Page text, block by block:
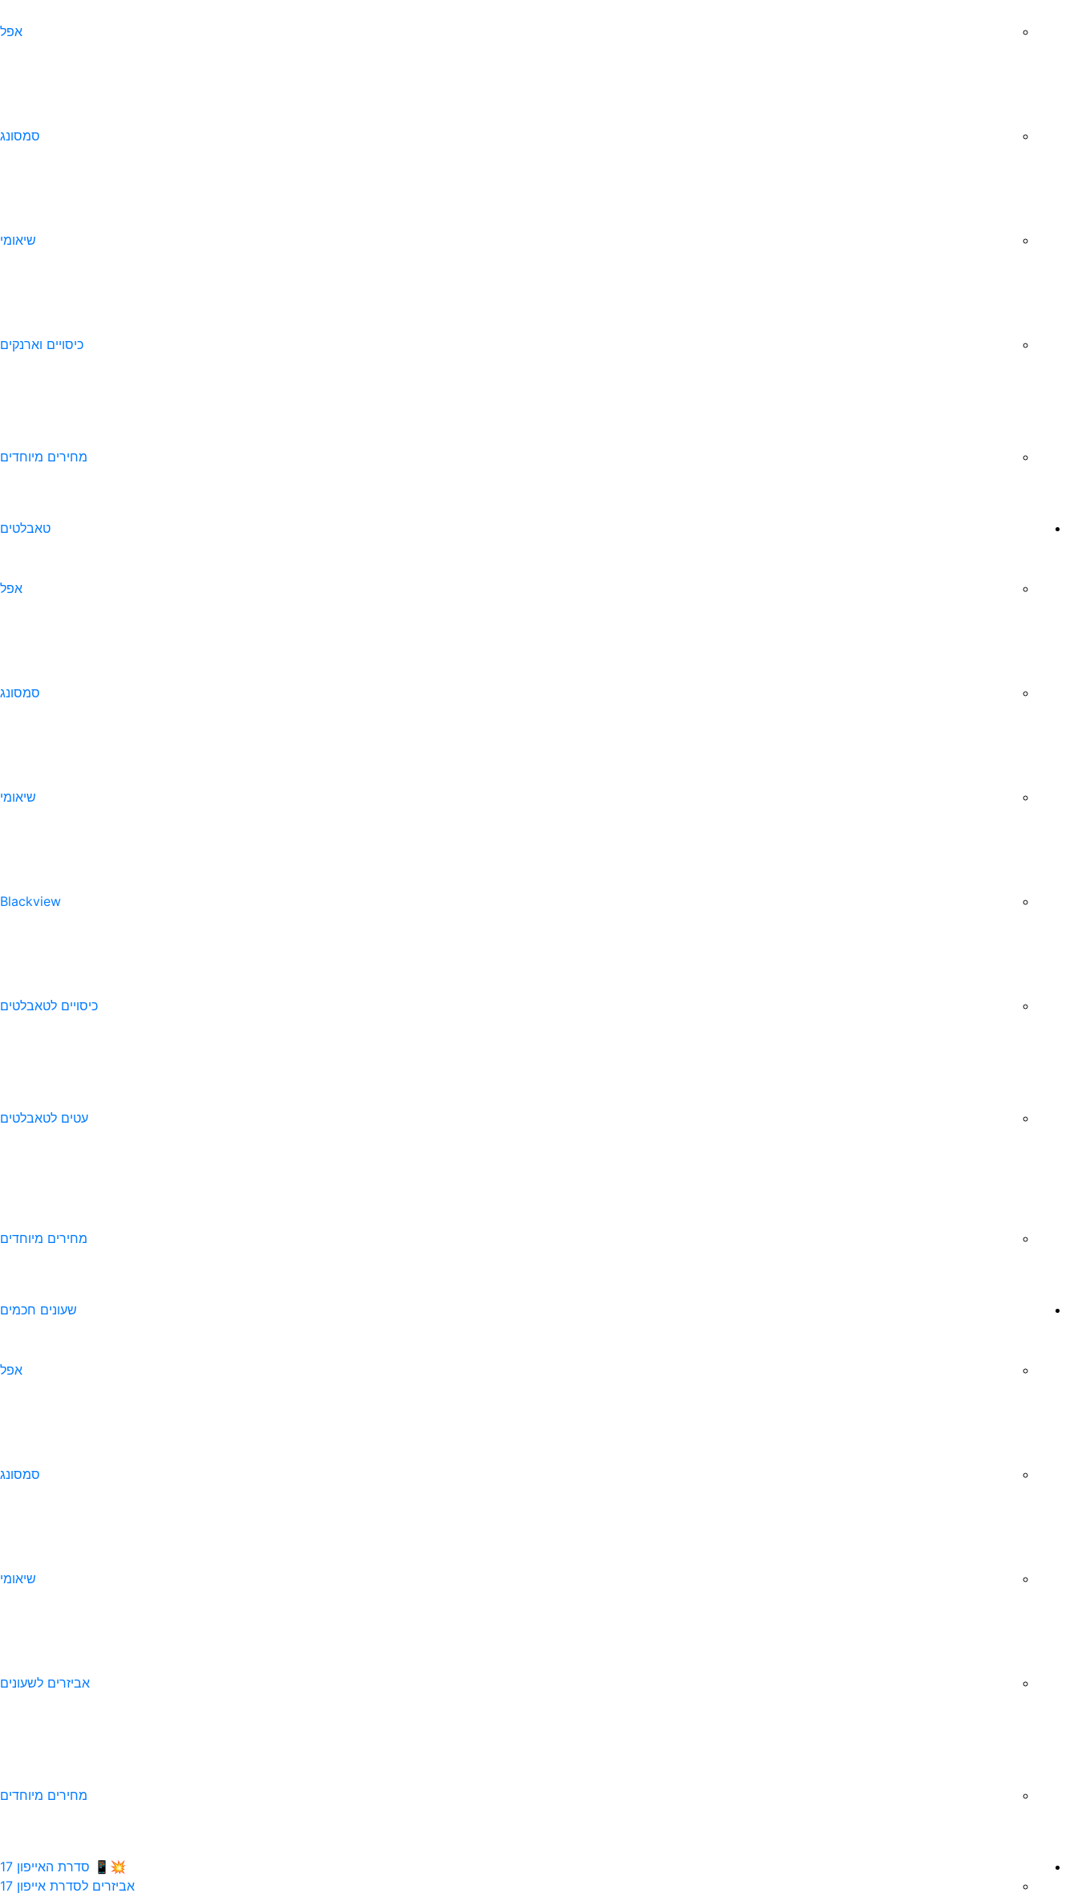
אפל
סמסונג
שיאומי
כיסויים וארנקים
מחירים מיוחדים
טאבלטים
אפל
סמסונג
שיאומי
Blackview
כיסויים לטאבלטים
עטים לטאבלטים
מחירים מיוחדים
שעונים חכמים
אפל
סמסונג
שיאומי
אביזרים לשעונים
מחירים מיוחדים
💥📱 סדרת האייפון 17
אביזרים לסדרת אייפון 17